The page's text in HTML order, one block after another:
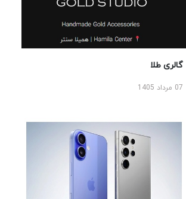
گالری طلا
07 مرداد 1405